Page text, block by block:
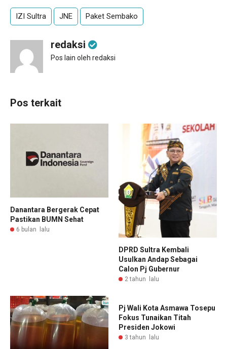
IZI Sultra JNE Paket Sembako
redaksi
Pos lain oleh redaksi
Pos terkait
Danantara Bergerak Cepat
Pastikan BUMN Sehat
6 bulan lalu
DPRD Sultra Kembali
Usulkan Andap Sebagai
Calon Pj Gubernur
2 tahun lalu
Pj Wali Kota Asmawa Tosepu
Fokus Tunaikan Titah
Presiden Jokowi
3 tahun lalu